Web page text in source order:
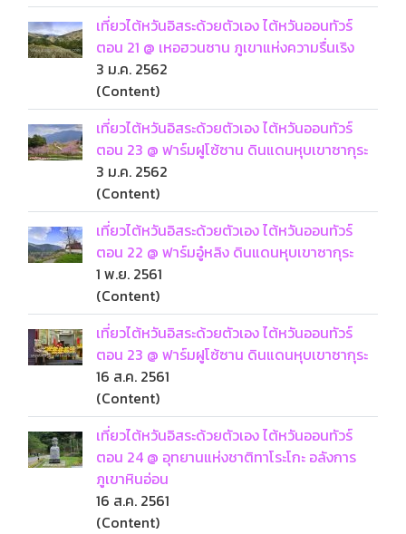
เที่ยวไต้หวันอิสระด้วยตัวเอง ไต้หวันออนทัวร์
ตอน 21 @ เหอฮวนซาน ภูเขาแห่งความรื่นเริง
3 ม.ค. 2562
(Content)
เที่ยวไต้หวันอิสระด้วยตัวเอง ไต้หวันออนทัวร์
ตอน 23 @ ฟาร์มฝูโซ้ซาน ดินแดนหุบเขาซากุระ
3 ม.ค. 2562
(Content)
เที่ยวไต้หวันอิสระด้วยตัวเอง ไต้หวันออนทัวร์
ตอน 22 @ ฟาร์มอู๋หลิง ดินแดนหุบเขาซากุระ
1 พ.ย. 2561
(Content)
เที่ยวไต้หวันอิสระด้วยตัวเอง ไต้หวันออนทัวร์
ตอน 23 @ ฟาร์มฝูโซ้ซาน ดินแดนหุบเขาซากุระ
16 ส.ค. 2561
(Content)
เที่ยวไต้หวันอิสระด้วยตัวเอง ไต้หวันออนทัวร์
ตอน 24 @ อุทยานแห่งชาติทาโระโกะ อลังการ
ภูเขาหินอ่อน
16 ส.ค. 2561
(Content)